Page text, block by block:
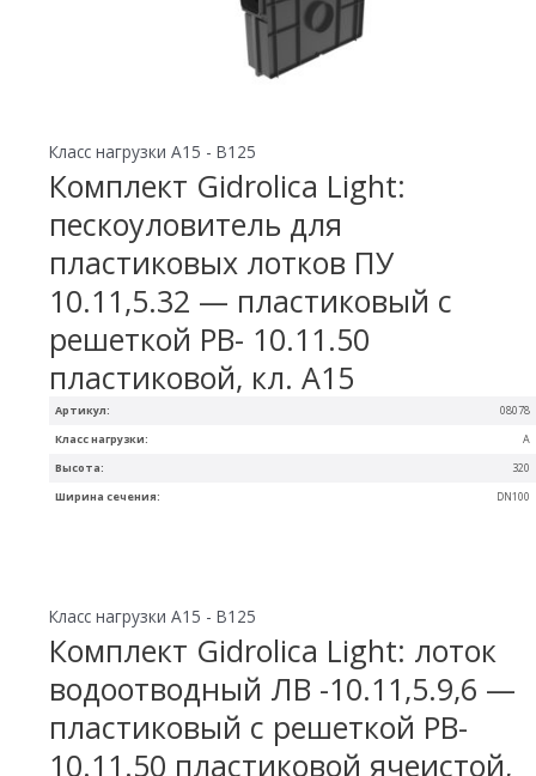
Артикул: 08078
Ширина сечения: DN100
Высота: 320
Класс нагрузки: A
Класс нагрузки A15 - B125
Комплект Gidrolica Light:
пескоуловитель для
пластиковых лотков ПУ
10.11,5.32 — пластиковый с
решеткой РВ- 10.11.50
пластиковой, кл. A15
Класс нагрузки A15 - B125
Комплект Gidrolica Light: лоток
водоотводный ЛВ -10.11,5.9,6 —
пластиковый с решеткой РВ-
10.11.50 пластиковой ячеистой,